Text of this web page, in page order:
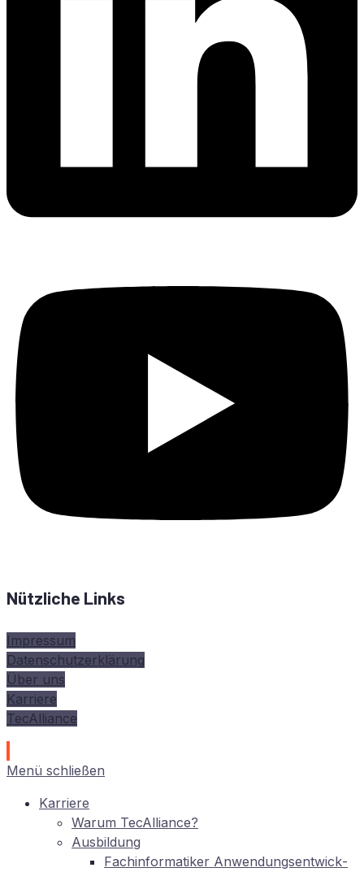
Nützliche Links
Impressum
Datenschutzerklärung
Über uns
Karriere
TecAlliance
Menü schließen
Kar­rie­re
War­um TecAlliance?
Aus­bil­dung
Fach­in­for­ma­ti­ker An­wen­dungs­ent­wick­